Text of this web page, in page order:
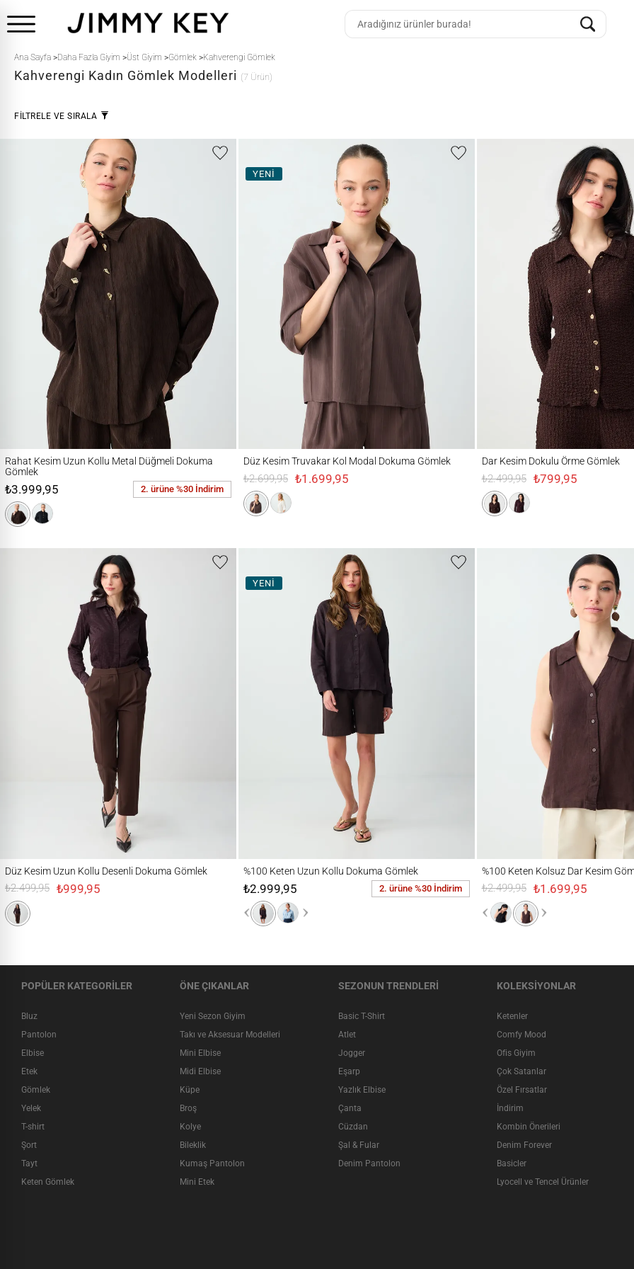
Ana Sayfa >Daha Fazla Giyim >Üst Giyim >Gömlek >Kahverengi Gömlek
Kahverengi Kadın Gömlek Modelleri (7 Ürün)
FİLTRELE VE SIRALA
Rahat Kesim Uzun Kollu Metal Düğmeli Dokuma
Gömlek
₺3.999,95 2. ürüne %30 İndirim
YENİ
Düz Kesim Truvakar Kol Modal Dokuma Gömlek
₺2.699,95 ₺1.699,95
Dar Kesim Dokulu Örme Gömlek
Dar Kesim Dokulu Örme Gömlek
₺2.499,95 ₺799,95
Düz Kesim Uzun Kollu Desenli Dokuma Gömlek
₺2.499,95 ₺999,95
YENİ
%100 Keten Uzun Kollu Dokuma Gömlek
₺2.999,95 2. ürüne %30 İndirim
%100 Keten Kolsuz Dar Kesim
₺2.499,95 ₺1.699,95
POPÜLER KATEGORİLER
Bluz
Pantolon
Elbise
Etek
Gömlek
Yelek
T-shirt
Şort
Tayt
Keten Gömlek
ÖNE ÇIKANLAR
Yeni Sezon Giyim
Takı ve Aksesuar Modelleri
Mini Elbise
Midi Elbise
Küpe
Broş
Kolye
Bileklik
Kumaş Pantolon
Mini Etek
SEZONUN TRENDLERİ
Basic T-Shirt
Atlet
Jogger
Eşarp
Yazlık Elbise
Çanta
Cüzdan
Şal & Fular
Denim Pantolon
KOLEKSİYONLAR
Ketenler
Comfy Mood
Ofis Giyim
Çok Satanlar
Özel Fırsatlar
İndirim
Kombin Önerileri
Denim Forever
Basicler
Lyocell ve Tencel Ürünler